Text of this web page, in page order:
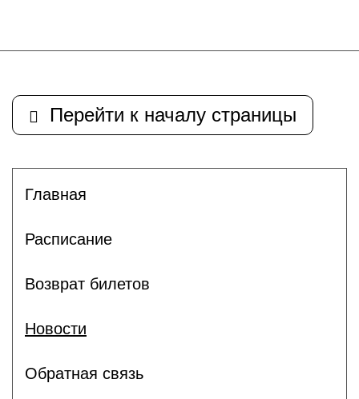
Перейти к началу страницы
Главная
Расписание
Возврат билетов
Новости
Обратная связь